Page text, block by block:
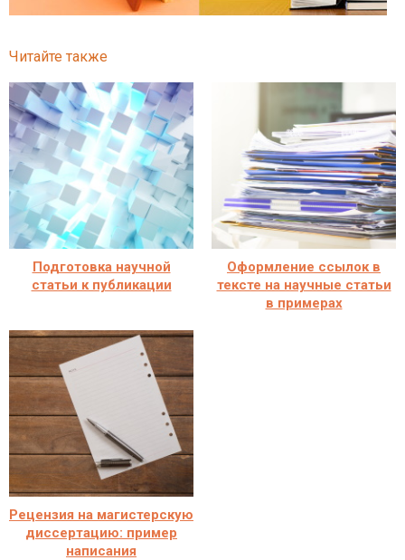
Читайте также
Подготовка научной
статьи к публикации
Оформление ссылок в
тексте на научные статьи
в примерах
Рецензия на магистерскую
диссертацию: пример
написания